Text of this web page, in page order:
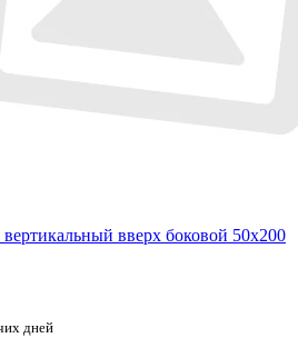
вверх боковой 50х200
дней